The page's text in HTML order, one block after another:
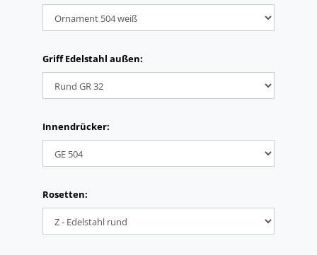
Griff Edelstahl außen:
Innendrücker:
Rosetten: